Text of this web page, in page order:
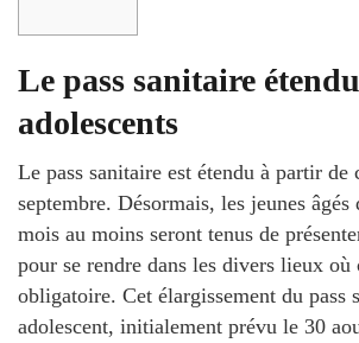
Le pass sanitaire
adolescents
Le pass sanitaire est étendu à partir de
septembre. Désormais, les jeunes âgés
mois au moins seront tenus de
pour se rendre dans les divers lieux où
obligatoire. Cet élargissement du pass
adolescent, initialement prévu le 30